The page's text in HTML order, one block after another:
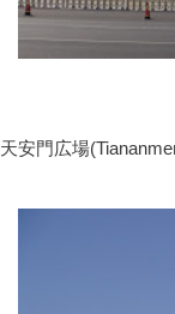
天安門広場